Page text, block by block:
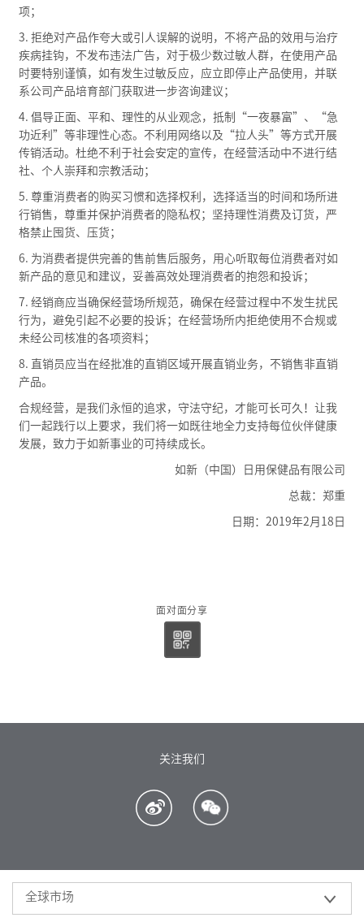
项；
3. 拒绝对产品作夸大或引人误解的说明，不将产品的效用与治疗
疾病挂钩，不发布违法广告，对于极少数过敏人群，在使用产品
时要特别谨慎，如有发生过敏反应，应立即停止产品使用，并联
系公司产品培育部门获取进一步咨询建议；
4. 倡导正面、平和、理性的从业观念，抵制“一夜暴富”、“急
功近利”等非理性心态。不利用网络以及“拉人头”等方式开展
传销活动。杜绝不利于社会安定的宣传，在经营活动中不进行结
社、个人崇拜和宗教活动；
5. 尊重消费者的购买习惯和选择权利，选择适当的时间和场所进
行销售，尊重并保护消费者的隐私权；坚持理性消费及订货，严
格禁止囤货、压货；
6. 为消费者提供完善的售前售后服务，用心听取每位消费者对如
新产品的意见和建议，妥善高效处理消费者的抱怨和投诉；
7. 经销商应当确保经营场所规范，确保在经营过程中不发生扰民
行为，避免引起不必要的投诉；在经营场所内拒绝使用不合规或
未经公司核准的各项资料；
8. 直销员应当在经批准的直销区域开展直销业务，不销售非直销
产品。
合规经营，是我们永恒的追求，守法守纪，才能可长可久！让我
们一起践行以上要求，我们将一如既往地全力支持每位伙伴健康
发展，致力于如新事业的可持续成长。
如新（中国）日用保健品有限公司
总裁：郑重
日期：2019年2月18日
面对面分享
关注我们
全球市场